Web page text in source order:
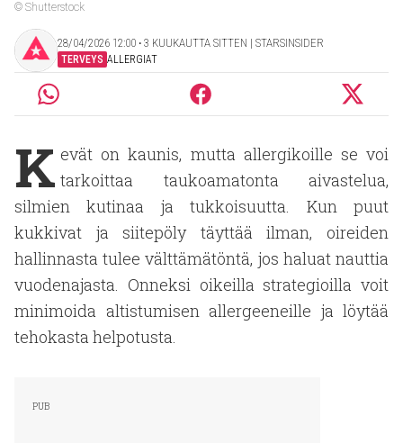
© Shutterstock
28/04/2026 12:00 ‧ 3 KUUKAUTTA SITTEN | STARSINSIDER
TERVEYS ALLERGIAT
K evät on kaunis, mutta allergikoille se voi
tarkoittaa taukoamatonta aivastelua,
silmien kutinaa ja tukkoisuutta. Kun puut
kukkivat ja siitepöly täyttää ilman, oireiden
hallinnasta tulee välttämätöntä, jos haluat nauttia
vuodenajasta. Onneksi oikeilla strategioilla voit
minimoida altistumisen allergeeneille ja löytää
tehokasta helpotusta.